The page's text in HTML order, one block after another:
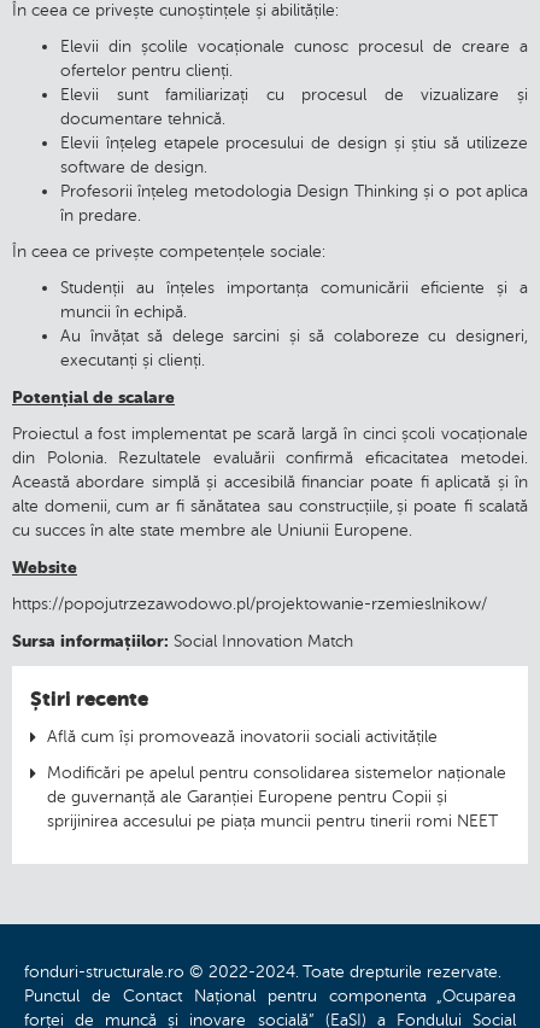
În ceea ce privește cunoștințele și abilitățile:
Elevii din școlile vocaționale cunosc procesul de creare a
ofertelor pentru clienți.
Elevii sunt familiarizați cu procesul de vizualizare și
documentare tehnică.
Elevii înțeleg etapele procesului de design și știu să utilizeze
software de design.
Profesorii înțeleg metodologia Design Thinking și o pot aplica
în predare.
În ceea ce privește competențele sociale:
Studenții au înțeles importanța comunicării eficiente și a
muncii în echipă.
Au învățat să delege sarcini și să colaboreze cu designeri,
executanți și clienți.
Potențial de scalare
Proiectul a fost implementat pe scară largă în cinci școli vocaționale
din Polonia. Rezultatele evaluării confirmă eficacitatea metodei.
Această abordare simplă și accesibilă financiar poate fi aplicată și în
alte domenii, cum ar fi sănătatea sau construcțiile, și poate fi scalată
cu succes în alte state membre ale Uniunii Europene.
Website
https://popojutrzezawodowo.pl/projektowanie-rzemieslnikow/
Sursa informațiilor: Social Innovation Match
Știri recente
Află cum își promovează inovatorii sociali activitățile
Modificări pe apelul pentru consolidarea sistemelor naționale
de guvernanță ale Garanției Europene pentru Copii și
sprijinirea accesului pe piața muncii pentru tinerii romi NEET
fonduri-structurale.ro © 2022-2024. Toate drepturile rezervate.
Punctul de Contact Național pentru componenta „Ocuparea
forței de muncă și inovare socială” (EaSI) a Fondului Social